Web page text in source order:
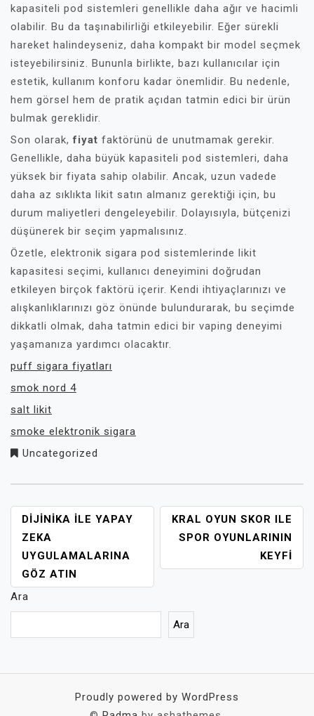
kapasiteli pod sistemleri genellikle daha ağır ve hacimli
olabilir. Bu da taşınabilirliği etkileyebilir. Eğer sürekli
hareket halindeyseniz, daha kompakt bir model seçmek
isteyebilirsiniz. Bununla birlikte, bazı kullanıcılar için
estetik, kullanım konforu kadar önemlidir. Bu nedenle,
hem görsel hem de pratik açıdan tatmin edici bir ürün
bulmak gereklidir.
Son olarak,fiyat faktörünü de unutmamak gerekir.
Genellikle, daha büyük kapasiteli pod sistemleri, daha
yüksek bir fiyata sahip olabilir. Ancak, uzun vadede
daha az sıklıkta likit satın almanız gerektiği için, bu
durum maliyetleri dengeleyebilir. Dolayısıyla, bütçenizi
düşünerek bir seçim yapmalısınız.
Özetle, elektronik sigara pod sistemlerinde likit
kapasitesi seçimi, kullanıcı deneyimini doğrudan
etkileyen birçok faktörü içerir. Kendi ihtiyaçlarınızı ve
alışkanlıklarınızı göz önünde bulundurarak, bu seçimde
dikkatli olmak, daha tatmin edici bir vaping deneyimi
yaşamanıza yardımcı olacaktır.
puff sigara fiyatları
smok nord 4
salt likit
smoke elektronik sigara
Uncategorized
YAZI
GEZINMESI
DIJINIKA İLE YAPAY
ZEKA
UYGULAMALARINA
GÖZ ATIN
KRAL OYUN SKOR ILE
SPOR OYUNLARININ
KEYFI
Ara
Ara
Proudly powered by WordPress